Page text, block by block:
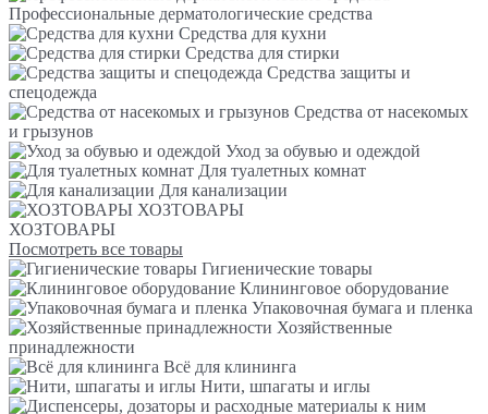
Профессиональные дерматологические средства
Средства для кухни
Средства для стирки
Средства защиты и
спецодежда
Средства от насекомых
и грызунов
Уход за обувью и одеждой
Для туалетных комнат
Для канализации
ХОЗТОВАРЫ
ХОЗТОВАРЫ
Посмотреть все товары
Гигиенические товары
Клининговое оборудование
Упаковочная бумага и пленка
Хозяйственные
принадлежности
Всё для клининга
Нити, шпагаты и иглы